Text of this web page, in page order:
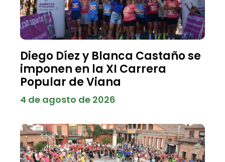
Diego Díez y Blanca Castaño se
imponen en la XI Carrera
Popular de Viana
4 de agosto de 2026